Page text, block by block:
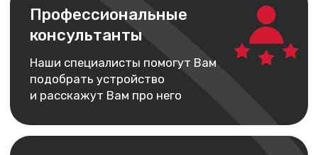
Доставка и оплата
Гарантия
Разработка сайта
Публичная оферта